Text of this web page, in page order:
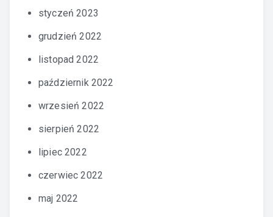
styczeń 2023
grudzień 2022
listopad 2022
październik 2022
wrzesień 2022
sierpień 2022
lipiec 2022
czerwiec 2022
maj 2022